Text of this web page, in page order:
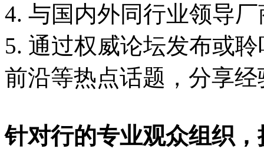
4. 与国内外同行业领导
5. 通过权威论坛发布或
前沿等热点话题，分享经
针对行的专业观众组织